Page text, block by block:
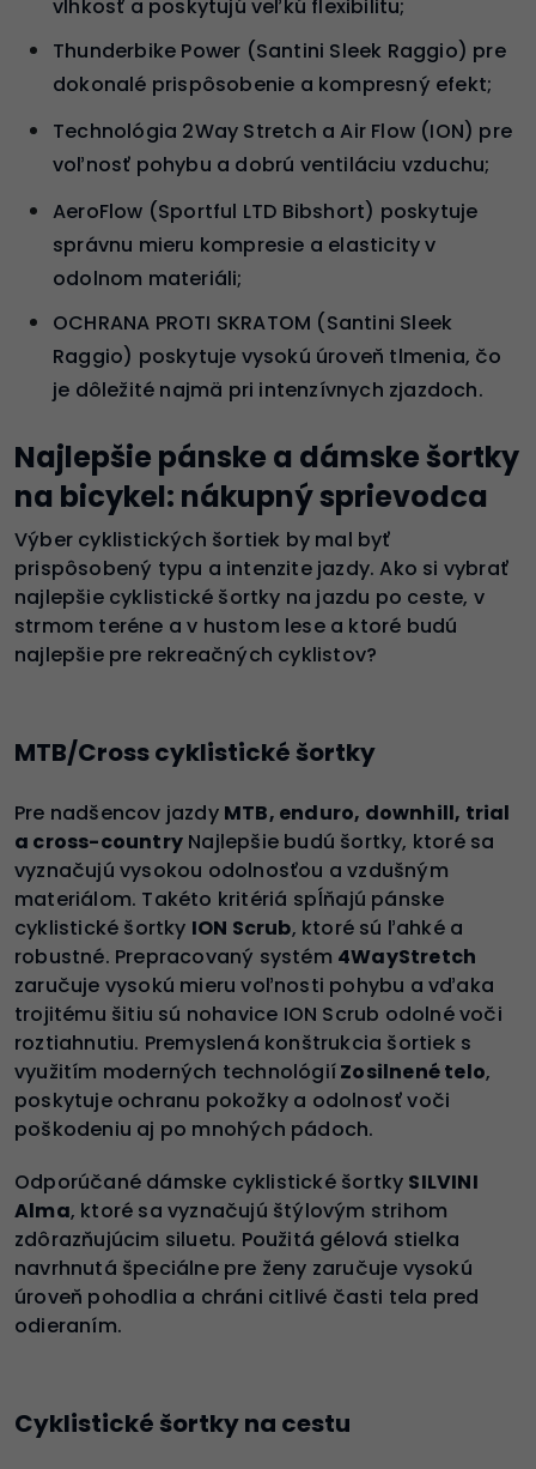
vlhkosť a poskytujú veľkú flexibilitu;
Thunderbike Power (Santini Sleek Raggio) pre
dokonalé prispôsobenie a kompresný efekt;
Technológia 2Way Stretch a Air Flow (ION) pre
voľnosť pohybu a dobrú ventiláciu vzduchu;
AeroFlow (Sportful LTD Bibshort) poskytuje
správnu mieru kompresie a elasticity v
odolnom materiáli;
OCHRANA PROTI SKRATOM (Santini Sleek
Raggio) poskytuje vysokú úroveň tlmenia, čo
je dôležité najmä pri intenzívnych zjazdoch.
Najlepšie pánske a dámske šortky
na bicykel: nákupný sprievodca
Výber cyklistických šortiek by mal byť
prispôsobený typu a intenzite jazdy. Ako si vybrať
najlepšie cyklistické šortky na jazdu po ceste, v
strmom teréne a v hustom lese a ktoré budú
najlepšie pre rekreačných cyklistov?
MTB/Cross cyklistické šortky
Pre nadšencov jazdy MTB, enduro, downhill, trial
a cross-country Najlepšie budú šortky, ktoré sa
vyznačujú vysokou odolnosťou a vzdušným
materiálom. Takéto kritériá spĺňajú pánske
cyklistické šortky ION Scrub, ktoré sú ľahké a
robustné. Prepracovaný systém 4WayStretch
zaručuje vysokú mieru voľnosti pohybu a vďaka
trojitému šitiu sú nohavice ION Scrub odolné voči
roztiahnutiu. Premyslená konštrukcia šortiek s
využitím moderných technológiíZosilnené telo,
poskytuje ochranu pokožky a odolnosť voči
poškodeniu aj po mnohých pádoch.
Odporúčané dámske cyklistické šortky SILVINI
Alma, ktoré sa vyznačujú štýlovým strihom
zdôrazňujúcim siluetu. Použitá gélová stielka
navrhnutá špeciálne pre ženy zaručuje vysokú
úroveň pohodlia a chráni citlivé časti tela pred
odieraním.
Cyklistické šortky na cestu